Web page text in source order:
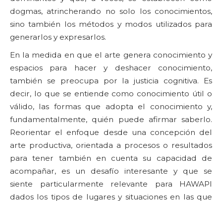
dogmas, atrincherando no solo los conocimientos,
sino también los métodos y modos utilizados para
generarlos y expresarlos.
En la medida en que el arte genera conocimiento y
espacios para hacer y deshacer conocimiento,
también se preocupa por la justicia cognitiva. Es
decir, lo que se entiende como conocimiento útil o
válido, las formas que adopta el conocimiento y,
fundamentalmente, quién puede afirmar saberlo.
Reorientar el enfoque desde una concepción del
arte productiva, orientada a procesos o resultados
para tener también en cuenta su capacidad de
acompañar, es un desafío interesante y que se
siente particularmente relevante para HAWAPI
dados los tipos de lugares y situaciones en las que